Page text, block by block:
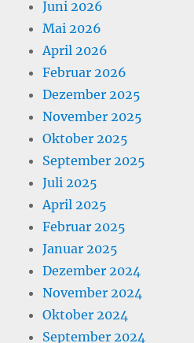
Juni 2026
Mai 2026
April 2026
Februar 2026
Dezember 2025
November 2025
Oktober 2025
September 2025
Juli 2025
April 2025
Februar 2025
Januar 2025
Dezember 2024
November 2024
Oktober 2024
September 2024